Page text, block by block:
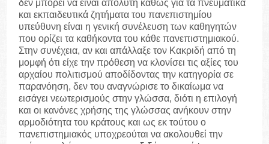
δεν μπορεί να είναι απόλυτη καθώς για τα πνευματικά
και εκπαιδευτικά ζητήματα του πανεπιστημίου
υπεύθυνη είναι η γενική συνέλευση των καθηγητών
που ορίζει τα καθήκοντα του κάθε πανεπιστημιακού.
Στην συνέχεια, αν και απάλλαξε τον Κακριδή από τη
μομφή ότι είχε την πρόθεση να κλονίσει τις αξίες του
αρχαίου πολιτισμού αποδίδοντας την κατηγορία σε
παρανόηση, δεν του αναγνώρισε το δικαίωμα να
εισάγει νεωτερισμούς στην γλώσσα, διότι η επιλογή
και οι κανόνες χρήσης της γλώσσας ανήκουν στην
αρμοδιότητα του κράτους και ως εκ τούτου ο
πανεπιστημιακός υποχρεούται να ακολουθεί την